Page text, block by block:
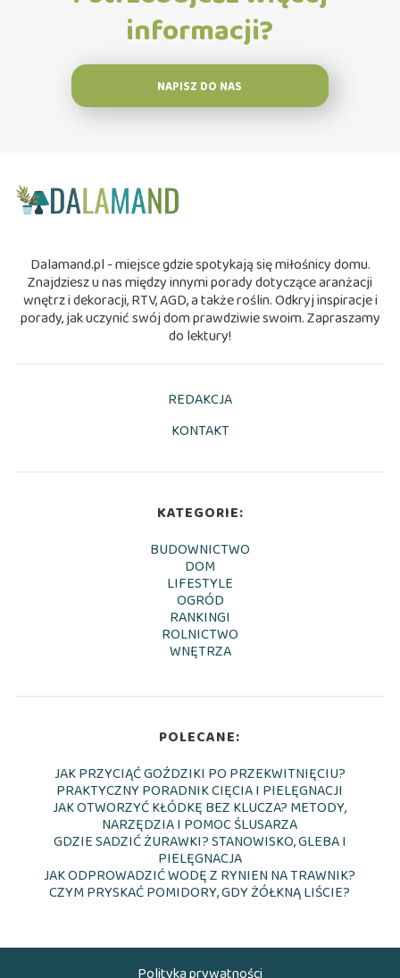
informacji?
NAPISZ DO NAS
Dalamand.pl - miejsce gdzie spotykają się miłośnicy domu.
Znajdziesz u nas między innymi porady dotyczące aranżacji
wnętrz i dekoracji, RTV, AGD, a także roślin. Odkryj inspiracje i
porady, jak uczynić swój dom prawdziwie swoim. Zapraszamy
do lektury!
REDAKCJA
KONTAKT
KATEGORIE:
BUDOWNICTWO
DOM
LIFESTYLE
OGRÓD
RANKINGI
ROLNICTWO
WNĘTRZA
POLECANE:
JAK PRZYCIĄĆ GOŹDZIKI PO PRZEKWITNIĘCIU?
PRAKTYCZNY PORADNIK CIĘCIA I PIELĘGNACJI
JAK OTWORZYĆ KŁÓDKĘ BEZ KLUCZA? METODY,
NARZĘDZIA I POMOC ŚLUSARZA
GDZIE SADZIĆ ŻURAWKI? STANOWISKO, GLEBA I
PIELĘGNACJA
JAK ODPROWADZIĆ WODĘ Z RYNIEN NA TRAWNIK?
CZYM PRYSKAĆ POMIDORY, GDY ŻÓŁKNĄ LIŚCIE?